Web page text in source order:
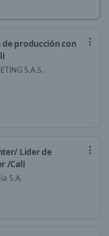
producción con
S.A.S.
Lider de
/Cali
S.A.